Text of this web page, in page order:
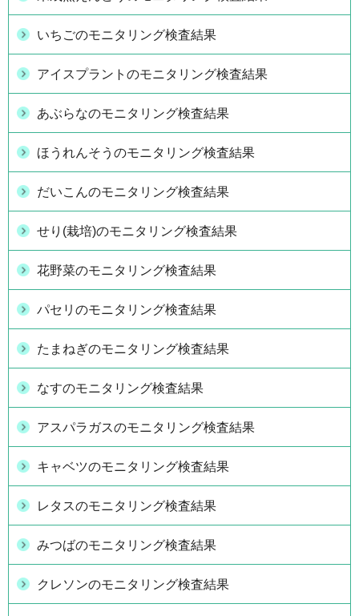
いちごのモニタリング検査結果
アイスプラントのモニタリング検査結果
あぶらなのモニタリング検査結果
ほうれんそうのモニタリング検査結果
だいこんのモニタリング検査結果
せり(栽培)のモニタリング検査結果
花野菜のモニタリング検査結果
パセリのモニタリング検査結果
たまねぎのモニタリング検査結果
なすのモニタリング検査結果
アスパラガスのモニタリング検査結果
キャベツのモニタリング検査結果
レタスのモニタリング検査結果
みつばのモニタリング検査結果
クレソンのモニタリング検査結果